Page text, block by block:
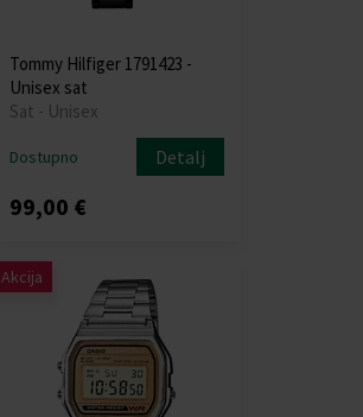
Tommy Hilfiger 1791423 -
Unisex sat
Sat - Unisex
Dostupno Detalj
99,00 €
Akcija